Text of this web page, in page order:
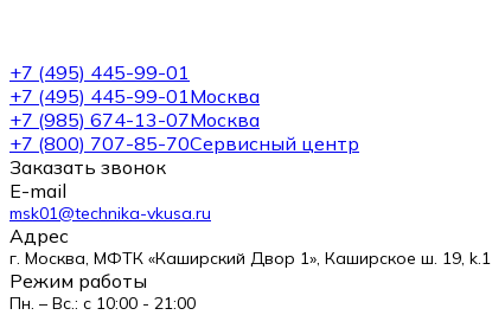
+7 (495) 445-99-01
+7 (495) 445-99-01Москва
+7 (985) 674-13-07Москва
+7 (800) 707-85-70Сервисный центр
Заказать звонок
E-mail
msk01@technika-vkusa.ru
Адрес
г. Москва, МФТК «Каширский Двор 1», Каширское ш. 19, k.1
Режим работы
Пн. – Вс.: с 10:00 - 21:00